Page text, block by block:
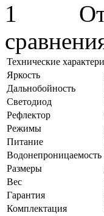
Технические
Яркость
Дальнобойность
Светодиод
Рефлектор
Режимы
Питание
Водонепроницаемость
Размеры
Вес
Гарантия
Комплектация